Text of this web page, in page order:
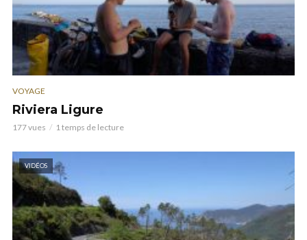
VOYAGE
Riviera Ligure
177 vues 1 temps de lecture
VIDÉOS